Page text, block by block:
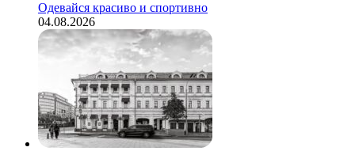
Одевайся красиво и спортивно
04.08.2026